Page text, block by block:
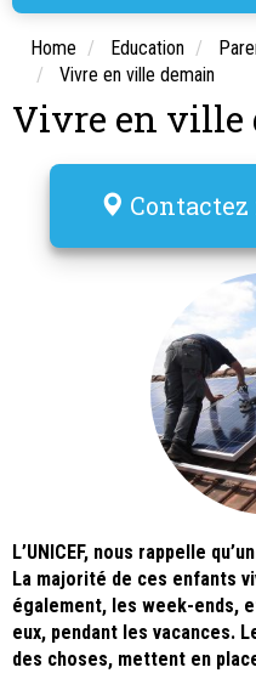
Home Education
Vivre en ville demain
Vivre en ville
L’UNICEF, nous rappelle
La majorité de ces enfants
également, les week-ends,
eux, pendant les vacances.
des choses, mettent en